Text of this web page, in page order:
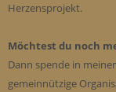
Herzensprojekt.
Möchtest du noch
Dann spende in
gemeinnützige